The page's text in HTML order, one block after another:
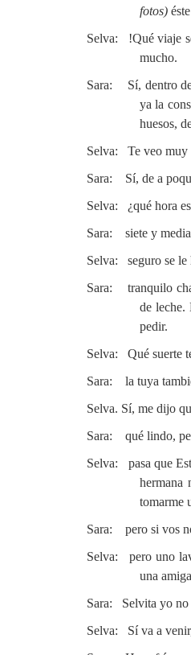
fotos)
Selva: !Qué viaje
mucho.
Sara: Sí, dentro de
ya la
huesos,
Selva: Te veo muy
Sara: Sí, de a
Selva: ¿qué hora
Sara: siete y media
Selva: seguro se le
Sara: tranquilo
de leche.
pedir.
Selva: Qué suerte
Sara: la tuya
Selva. Sí, me dijo
Sara: qué lindo,
Selva: pasa que
hermana
tomarme
Sara: pero si vos
Selva: pero uno
una
Sara: Selvita yo no
Selva: Sí va a